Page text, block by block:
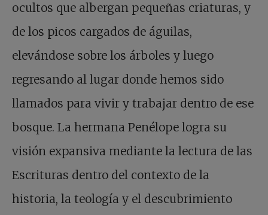
ocultos que albergan pequeñas criaturas, y
de los picos cargados de águilas,
elevándose sobre los árboles y luego
regresando al lugar donde hemos sido
llamados para vivir y trabajar dentro de ese
bosque. La hermana Penélope logra su
visión expansiva mediante la lectura de las
Escrituras dentro del contexto de la
historia, la teología y el descubrimiento